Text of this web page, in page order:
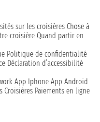
sur les croisières Chose à
croisière Quand partir en
Politique de confidentialité
Déclaration d’accessibilité
App Iphone App Android
Croisières Paiements en ligne